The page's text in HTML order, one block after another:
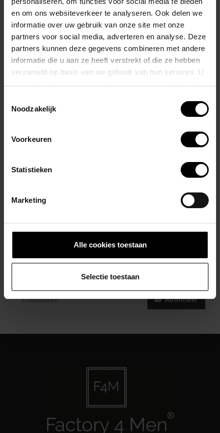
en om ons websiteverkeer te analyseren. Ook delen we
informatie over uw gebruik van onze site met onze
partners voor social media, adverteren en analyse. Deze
partners kunnen deze gegevens combineren met andere
informatie die u aan ze heeft verstrekt of die ze hebben
verzameld op basis van uw gebruik van hun services. U
Noodzakelijk
Voorkeuren
Statistieken
Marketing
Alle cookies toestaan
Selectie toestaan
Verkrijgbaar in een slank wit en zwart militair ontwerp, deze tanktop
is de perfecte combinatie van stijl en functionaliteit.
Deze tanktop is gemaakt van hoogwaardige stoffen en is ontworpen
voor optimaal comfort en flexibiliteit.
De perfect gemaakte snit zorgt voor een comfortabele pasvorm,
terwijl de lichtgewicht en ademende stof hem ideaal maakt voor een
scala aan activiteiten, van trainen in de sportschool tot hardlopen en
Abonneer je op onze nieuwsbrief
Blijf op de hoogte over onze laatste acties
Abonneer